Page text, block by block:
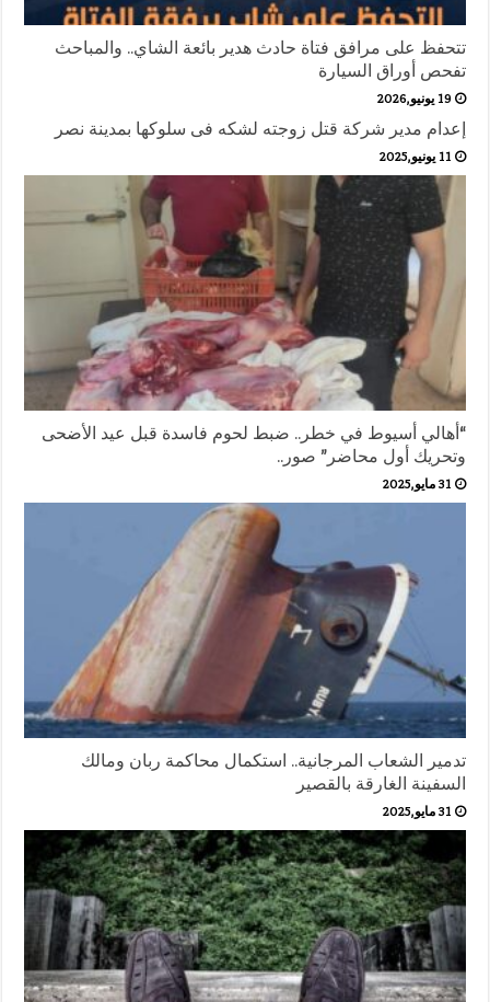
تتحفظ على مرافق فتاة حادث هدير بائعة الشاي.. والمباحث
تفحص أوراق السيارة
19 يونيو,2026
إعدام مدير شركة قتل زوجته لشكه فى سلوكها بمدينة نصر
11 يونيو,2025
“أهالي أسيوط في خطر.. ضبط لحوم فاسدة قبل عيد الأضحى
وتحريك أول محاضر” صور..
31 مايو,2025
تدمير الشعاب المرجانية.. استكمال محاكمة ربان ومالك
السفينة الغارقة بالقصير
31 مايو,2025